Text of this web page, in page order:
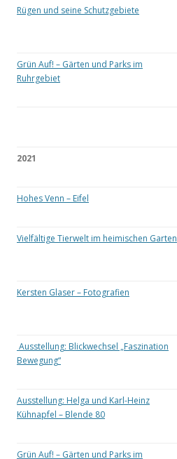
Rügen und seine Schutzgebiete
Grün Auf! – Gärten und Parks im
Ruhrgebiet
2021
Hohes Venn – Eifel
Vielfältige Tierwelt im heimischen Garten
Kersten Glaser – Fotografien
Ausstellung: Blickwechsel „Faszination
Bewegung“
Ausstellung: Helga und Karl-Heinz
Kühnapfel – Blende 80
Grün Auf! – Gärten und Parks im